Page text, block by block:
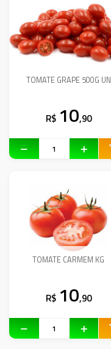
TOMATE GRAPE 500G UN
R$ 10,90
TOMATE CARMEM KG
R$ 10,90